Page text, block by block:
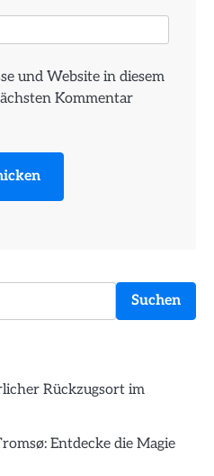
und Website in diesem
Kommentar
Suchen
Rückzugsort im
Entdecke die Magie